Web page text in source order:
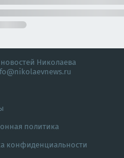
Николаева
политика
конфиденциальности